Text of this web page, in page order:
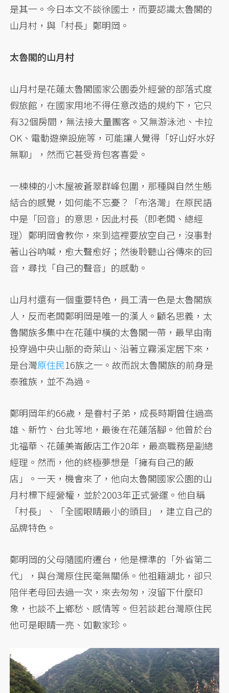
是其一。今日本文不談徐國士，而要認識太魯閣的
山月村，與「村長」鄭明岡。
太魯閣的山月村
山月村是花蓮太魯閣國家公園委外經營的部落式度
假旅館，在國家用地不得任意改造的規約下，它只
有32個房間，無法接大量團客。又無游泳池、卡拉
OK、電動遊樂設施等，可能讓人覺得「好山好水好
無聊」，然而它甚受背包客喜愛。
一棟棟的小木屋被蒼翠群峰包圍，那種與自然生態
結合的感覺，如何能不忘憂？「布洛灣」在原民語
中是「回音」的意思，因此村長（即老闆、總經
理）鄭明岡會教你，來到這裡要放空自己，沒事對
著山谷吶喊，愈大聲愈好；然後聆聽山谷傳來的回
音，尋找「自己的聲音」的感動。
山月村還有一個重要特色，員工清一色是太魯閣族
人，反而老闆鄭明岡是唯一的漢人。顧名思義，太
魯閣族多集中在花蓮中橫的太魯閣一帶，最早由南
投穿過中央山脈的奇萊山、沿著立霧溪定居下來，
是台灣原住民16族之一。故而說太魯閣族的前身是
泰雅族，並不為過。
鄭明岡年約66歲，是眷村子弟，成長時期曾住過高
雄、新竹、台北等地，最後在花蓮落腳。他曾於台
北福華、花蓮美崙飯店工作20年，最高職務是副總
經理。然而，他的終極夢想是「擁有自己的飯
店」。一天，機會來了，他向太魯閣國家公園的山
月村標下經營權，並於2003年正式營運。他自稱
「村長」、「全國眼睛最小的頭目」，建立自己的
品牌特色。
鄭明岡的父母隨國府遷台，他是標準的「外省第二
代」，與台灣原住民毫無關係。他祖籍湖北，卻只
陪伴老母回去過一次，來去匆匆，沒留下什麼印
象，也談不上鄉愁、感情等。但若談起台灣原住民
他可是眼睛一亮、如數家珍。